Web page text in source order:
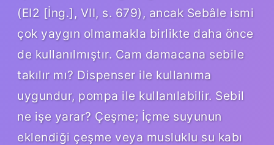
(EI2 [İng.], VII, s. 679), ancak Sebâle ismi
çok yaygın olmamakla birlikte daha önce
de kullanılmıştır. Cam damacana sebile
takılır mı? Dispenser ile kullanıma
uygundur, pompa ile kullanılabilir. Sebil
ne işe yarar? Çeşme; İçme suyunun
eklendiği çeşme veya musluklu su kabı